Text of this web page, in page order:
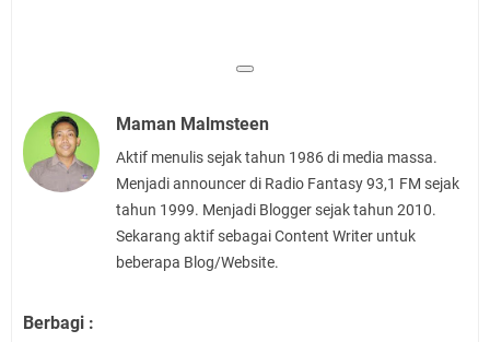
Maman Malmsteen
Aktif menulis sejak tahun 1986 di media massa.
Menjadi announcer di Radio Fantasy 93,1 FM sejak
tahun 1999. Menjadi Blogger sejak tahun 2010.
Sekarang aktif sebagai Content Writer untuk
beberapa Blog/Website.
Berbagi :